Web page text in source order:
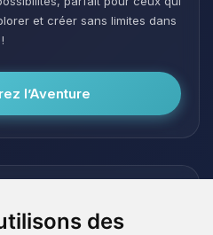
des
et créer sans limites dans
l’Aventure